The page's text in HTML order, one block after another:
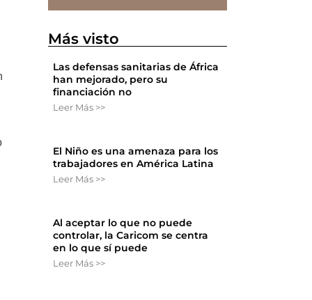
Más visto
Las defensas sanitarias de África
han mejorado, pero su
financiación no
Leer Más >>
El Niño es una amenaza para los
trabajadores en América Latina
Leer Más >>
Al aceptar lo que no puede
controlar, la Caricom se centra
en lo que sí puede
Leer Más >>